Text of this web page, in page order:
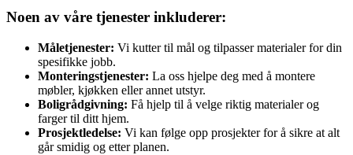
Noen av våre tjenester inkluderer:
Måletjenester: Vi kutter til mål og tilpasser materialer for din
spesifikke jobb.
Monteringstjenester: La oss hjelpe deg med å montere
møbler, kjøkken eller annet utstyr.
Boligrådgivning: Få hjelp til å velge riktig materialer og
farger til ditt hjem.
Prosjektledelse: Vi kan følge opp prosjekter for å sikre at alt
går smidig og etter planen.